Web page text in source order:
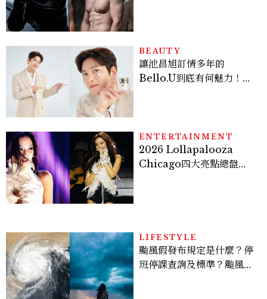
BEAUTY
讓池昌旭訂情多年的
Bello.U到底有何魅力！揭
倦感，超神！
ENTERTAINMENT
2026 Lollapalooza
Chicago四大亮點總盤
LIFESTYLE
颱風假發布規定是什麼？停
班停課查詢及標準？颱風假